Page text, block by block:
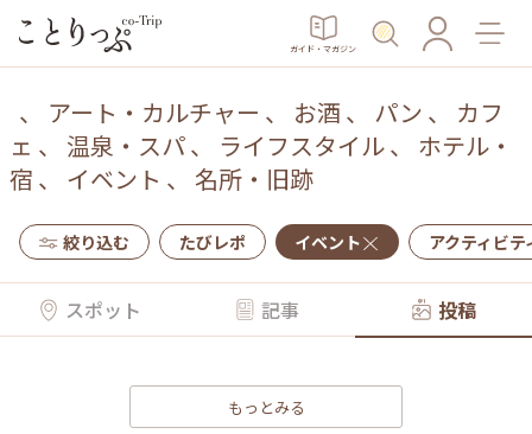
ガイド・マガジン
、 アート・カルチャー 、 お酒 、 パン 、 カフ
ェ 、 温泉・スパ、 ライフスタイル、 ホテル・
宿 、 イベント 、 名所・旧跡
絞り込む たびレポ イベント アクティビテ
スポット 記事 投稿
もっとみる